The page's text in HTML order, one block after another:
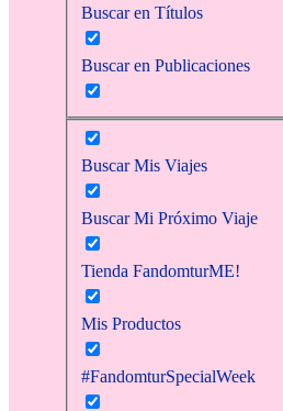
Buscar en Títulos
Buscar en Publicaciones
Buscar Mis Viajes
Buscar Mi Próximo Viaje
Tienda FandomturME!
Mis Productos
#FandomturSpecialWeek